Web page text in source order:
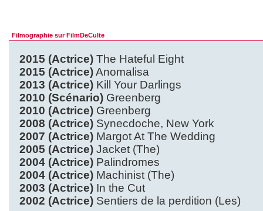
Filmographie sur FilmDeCulte
2015 (Actrice) The Hateful Eight
2015 (Actrice)Anomalisa
2013 (Actrice) Kill Your Darlings
2010 (Scénario) Greenberg
2010 (Actrice) Greenberg
2008 (Actrice) Synecdoche, New York
2007 (Actrice) Margot At The Wedding
2005 (Actrice) Jacket (The)
2004 (Actrice) Palindromes
2004 (Actrice) Machinist (The)
2003 (Actrice) In the Cut
2002 (Actrice) Sentiers de la perdition (Les)